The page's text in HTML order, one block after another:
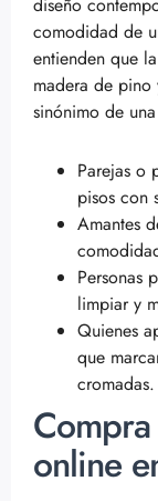
comodidad de
entienden que
madera de pino
sinónimo de
Parejas o
pisos con
Amantes
Personas
limpiar y
Quienes
que
cromadas.
online